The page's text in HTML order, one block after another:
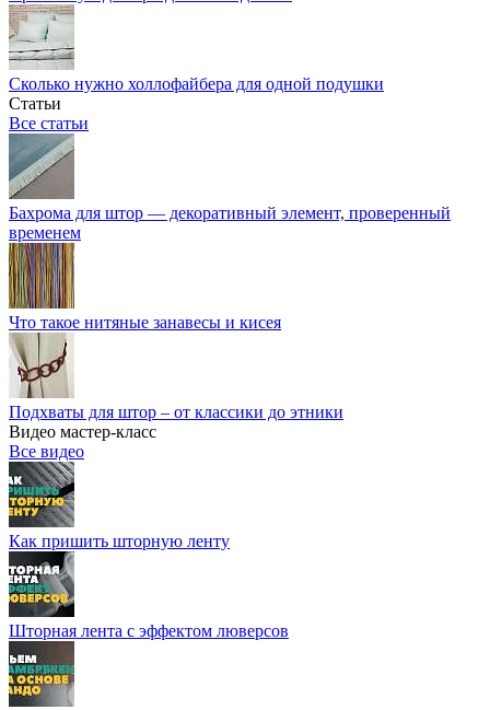
Сколько нужно холлофайбера для одной подушки
Статьи
Все статьи
Бахрома для штор — декоративный элемент, проверенный
временем
Что такое нитяные занавесы и кисея
Подхваты для штор – от классики до этники
Видео мастер-класс
Все видео
Как пришить шторную ленту
Шторная лента с эффектом люверсов